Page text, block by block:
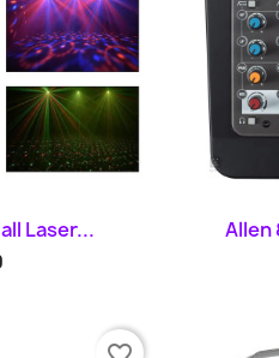
Laser...
Allen